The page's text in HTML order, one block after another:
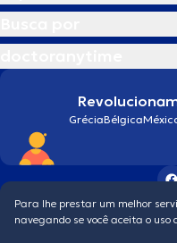
GréciaBélgica
Para lhe prestar um melhor
navegando se você aceita o uso